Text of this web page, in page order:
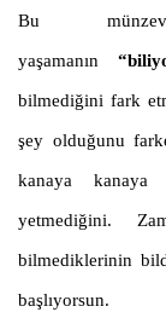
Bu
yaşamanın
bilmediğini fark
şey olduğunu
kanaya kanaya
yetmediğini.
bilmediklerinin
başlıyorsun.